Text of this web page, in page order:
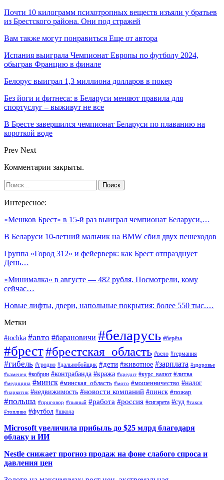
Почти 10 килограмм психотропных веществ изъяли у братьев
из Брестского района. Они под стражей
Вам также могут понравиться Еще от автора
Испания выиграла Чемпионат Европы по футболу 2024,
обыграв Францию в финале
Белорус выиграл 1,3 миллиона долларов в покер
Без йоги и фитнеса: в Беларуси меняют правила для
спортуслуг – выживут не все
В Бресте завершился чемпионат Беларуси по плаванию на
короткой воде
Prev Next
Комментарии закрыты.
Интересное:
«Мешков Брест» в 15-й раз выиграл чемпионат Беларуси,…
В Беларуси 10-летний мальчик на BMW сбил двух пешеходов
Группа «Город 312» и фейерверк: как Брест отпразднует
День…
«Минималка» в августе — 482 рубля. Посмотрели, кому
сейчас…
Новые лифты, двери, напольные покрытия: более 550 тыс.…
Метки
#tochka #авто #барановичи #беларусь #берёза
#брест#брестская_область #вело #германия
#гибель #гродно #дальнобойщик #дети #животное #зарплата #здоровье
#каменец #кобрин #контрабанда #кража #кредит #курс_валют #литва
#медицина #минск #минская_область #мото #мошенничество #налог
#наркотик #недвижимость #новости компаний #пинск #пожар
#польша #приговор #пьяный #работа #россия #сигарета #суд #такси
#топливо #футбол #школа
Microsoft увеличила прибыль до $25 млрд благодаря
облаку и ИИ
Nestle снижает прогноз продаж на фоне слабого спроса и
давления цен